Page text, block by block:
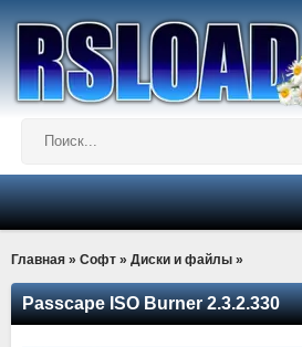
Главная » Софт » Диски и файлы »
Passcape ISO Burner 2.3.2.330